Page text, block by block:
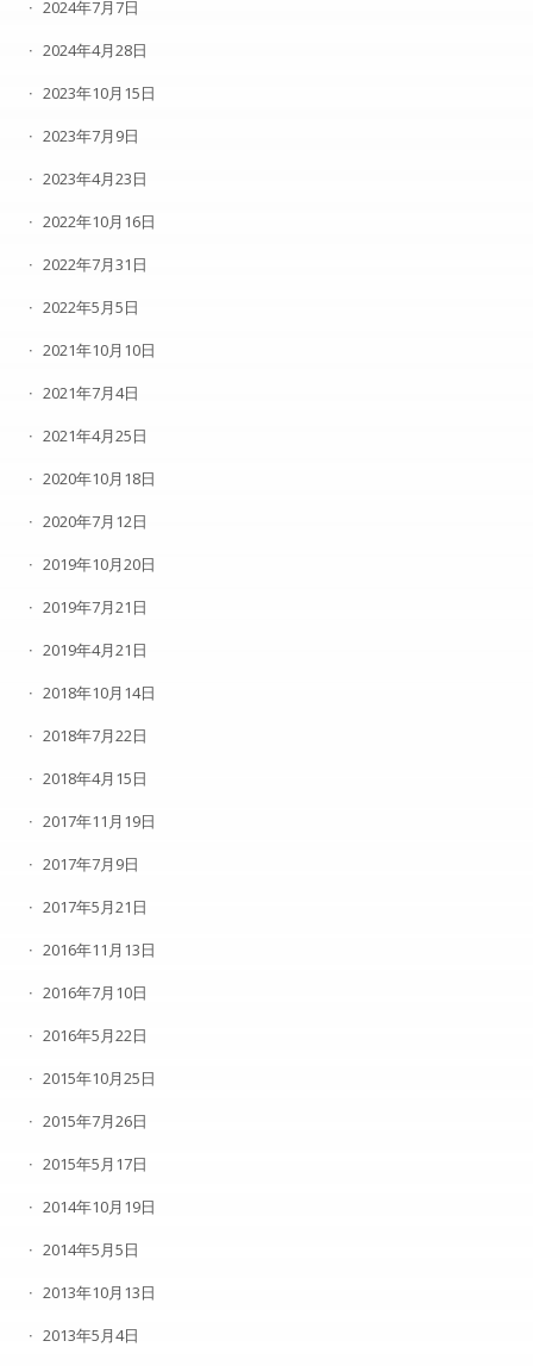
2024年7月7日
2024年4月28日
2023年10月15日
2023年7月9日
2023年4月23日
2022年10月16日
2022年7月31日
2022年5月5日
2021年10月10日
2021年7月4日
2021年4月25日
2020年10月18日
2020年7月12日
2019年10月20日
2019年7月21日
2019年4月21日
2018年10月14日
2018年7月22日
2018年4月15日
2017年11月19日
2017年7月9日
2017年5月21日
2016年11月13日
2016年7月10日
2016年5月22日
2015年10月25日
2015年7月26日
2015年5月17日
2014年10月19日
2014年5月5日
2013年10月13日
2013年5月4日